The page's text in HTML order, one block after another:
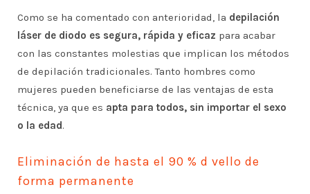
Como se ha comentado con anterioridad, la depilación
láser de diodo es segura, rápida y eficaz para acabar
con las constantes molestias que implican los métodos
de depilación tradicionales. Tanto hombres como
mujeres pueden beneficiarse de las ventajas de esta
técnica, ya que es apta para todos, sin importar el sexo
o la edad.
Eliminación de hasta el 90 % d vello de
forma permanente